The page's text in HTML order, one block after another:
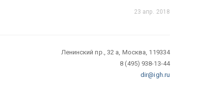
23 апр. 2018
Ленинский пр., 32 а, Москва, 119334
8 (495) 938-13-44
dir@igh.ru